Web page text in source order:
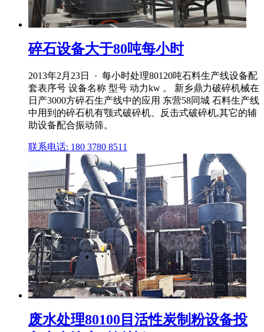
碎石设备大于80吨每小时
2013年2月23日 · 每小时处理80120吨石料生产线设备配
套表序号 设备名称 型号 动力kw 。 新乡鼎力破碎机械在
日产3000方碎石生产线中的应用 东营58同城 石料生产线
中用到的碎石机有颚式破碎机、反击式破碎机,其它的辅
助设备配合振动筛。
联系电话: 180 3780 8511
废水处理80100目活性炭制粉设备投